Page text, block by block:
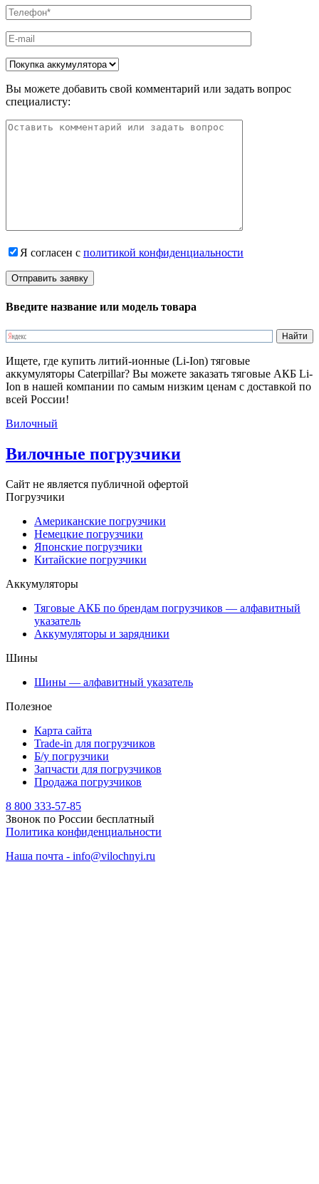
Вы можете добавить свой комментарий или задать вопрос
специалисту:
Я согласен с политикой конфиденциальности
Введите название или модель товара
Ищете, где купить литий-ионные (Li-Ion) тяговые
аккумуляторы Caterpillar? Вы можете заказать тяговые АКБ Li-
Ion в нашей компании по самым низким ценам с доставкой по
всей России!
Вилочный
Вилочные погрузчики
Сайт не является публичной офертой
Погрузчики
Американские погрузчики
Немецкие погрузчики
Японские погрузчики
Китайские погрузчики
Аккумуляторы
Тяговые АКБ по брендам погрузчиков — алфавитный
указатель
Аккумуляторы и зарядники
Шины
Шины — алфавитный указатель
Полезное
Карта сайта
Trade-in для погрузчиков
Б/у погрузчики
Запчасти для погрузчиков
Продажа погрузчиков
8 800 333-57-85
Звонок по России бесплатный
Политика конфиденциальности
Наша почта - info@vilochnyi.ru